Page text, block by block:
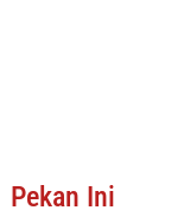
Pekan Ini